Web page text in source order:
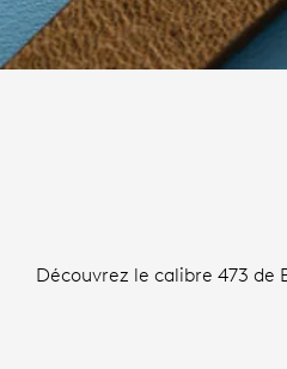
Découvrez le calibre 473